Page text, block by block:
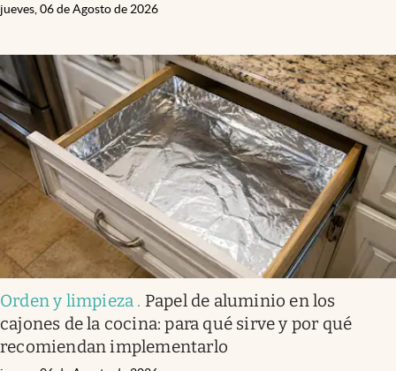
jueves, 06 de Agosto de 2026
Orden y limpieza . Papel de aluminio en los
cajones de la cocina: para qué sirve y por qué
recomiendan implementarlo